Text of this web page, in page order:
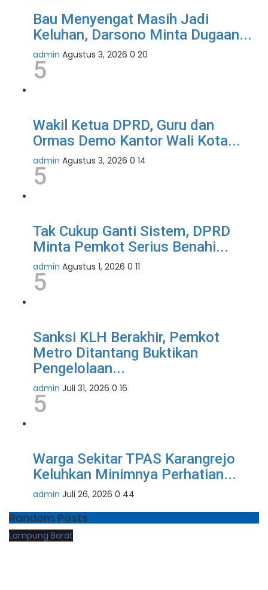
Bau Menyengat Masih Jadi
Keluhan, Darsono Minta Dugaan...
admin Agustus 3, 2026 0 20
5
Wakil Ketua DPRD, Guru dan
Ormas Demo Kantor Wali Kota...
admin Agustus 3, 2026 0 14
5
Tak Cukup Ganti Sistem, DPRD
Minta Pemkot Serius Benahi...
admin Agustus 1, 2026 0 11
5
Sanksi KLH Berakhir, Pemkot
Metro Ditantang Buktikan
Pengelolaan...
admin Juli 31, 2026 0 16
5
Warga Sekitar TPAS Karangrejo
Keluhkan Minimnya Perhatian...
admin Juli 26, 2026 0 44
Random Posts
Lampung Barat